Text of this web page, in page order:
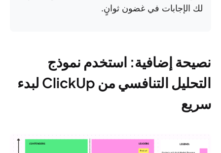
لك الإجابات في غضون ثوانٍ.
نصيحة إضافية: استخدم نموذج
التحليل التنافسي من ClickUp لبدء
سريع